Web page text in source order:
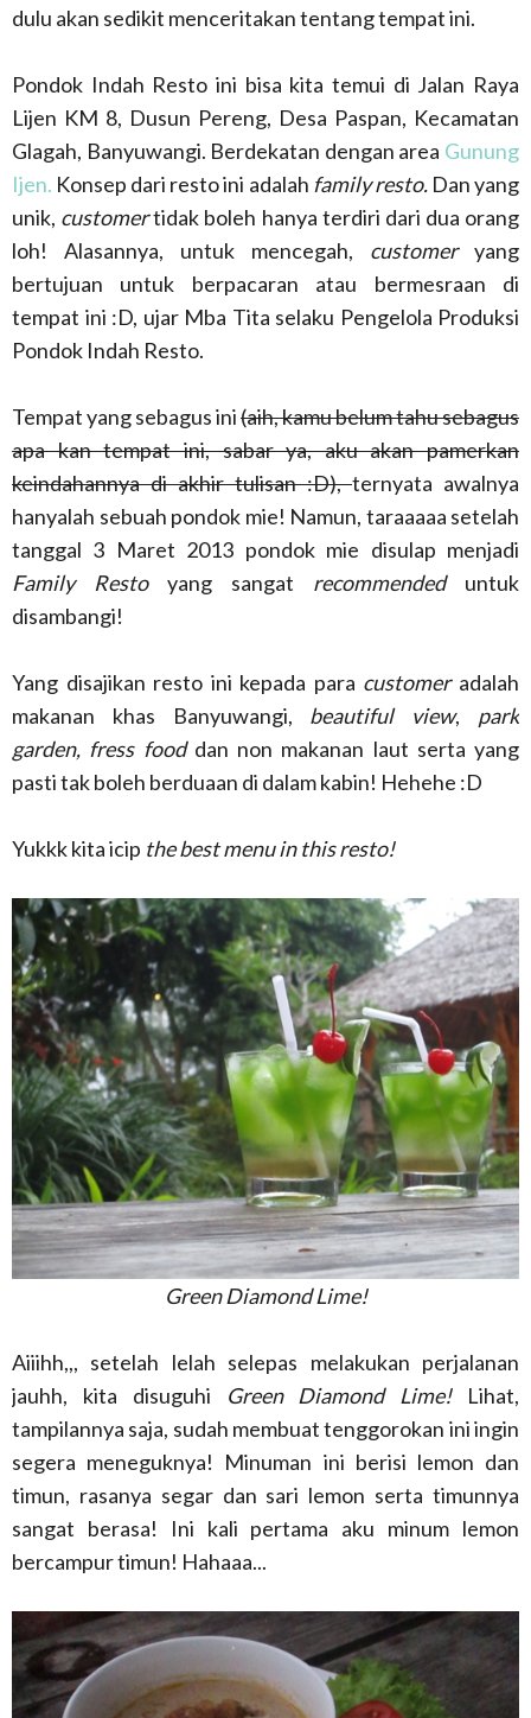
dulu akan sedikit menceritakan tentang tempat ini.
Pondok Indah Resto ini bisa kita temui di Jalan Raya
Lijen KM 8, Dusun Pereng, Desa Paspan, Kecamatan
Glagah, Banyuwangi. Berdekatan dengan area Gunung
Ijen. Konsep dari resto ini adalah family resto. Dan yang
unik, customertidak boleh hanya terdiri dari dua orang
loh! Alasannya, untuk mencegah, customeryang
bertujuan untuk berpacaran atau bermesraan di
tempat ini :D, ujar Mba Tita selaku Pengelola Produksi
Pondok Indah Resto.
Tempat yang sebagus ini(aih, kamu belum tahu sebagus
apa kan tempat ini, sabar ya, aku akan pamerkan
keindahannya di akhir tulisan :D),ternyata awalnya
hanyalah sebuah pondok mie! Namun, taraaaaa setelah
tanggal 3 Maret 2013 pondok mie disulap menjadi
Family Restoyang sangat recommended untuk
disambangi!
Yang disajikan resto ini kepada para customeradalah
makanan khas Banyuwangi, beautiful view, park
garden, fress food dan non makanan laut serta yang
pasti tak boleh berduaan di dalam kabin! Hehehe :D
Yukkk kita icip the best menu in this resto!
Green Diamond Lime!
Aiiihh,,, setelah lelah selepas melakukan perjalanan
jauhh, kita disuguhi
Green Diamond Lime!Lihat,
tampilannya saja, sudah membuat tenggorokan ini ingin
segera meneguknya! Minuman ini berisi lemon dan
timun, rasanya segar dan sari lemon serta timunnya
sangat berasa! Ini kali pertama aku minum lemon
bercampur timun! Hahaaa...